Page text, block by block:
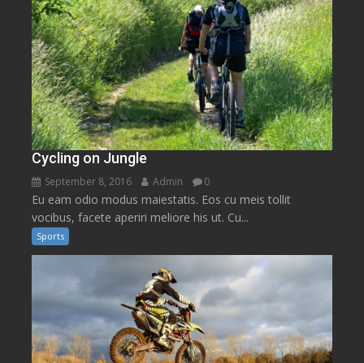
Cycling on Jungle
September 8, 2016 Admin 0
Eu eam odio modus maiestatis. Eos cu meis tollit
vocibus, facete aperiri meliore his ut. Cu...
Sports